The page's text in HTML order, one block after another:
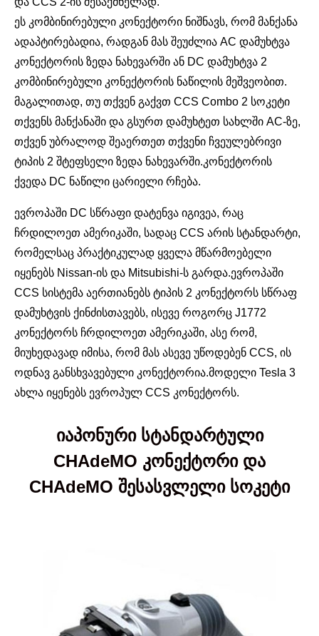
ეს კომბინირებული კონექტორი ნიშნავს, რომ მანქანა
ადაპტირებადია, რადგან მას შეუძლია AC დამუხტვა
კონექტორის ზედა ნახევარში ან DC დამუხტვა 2
კომბინირებული კონექტორის ნაწილის მეშვეობით.
მაგალითად, თუ თქვენ გაქვთ CCS Combo 2 სოკეტი
თქვენს მანქანაში და გსურთ დამუხტეთ სახლში AC-ზე,
თქვენ უბრალოდ შეაერთეთ თქვენი ჩვეულებრივი
ტიპის 2 შტეფსელი ზედა ნახევარში.კონექტორის
ქვედა DC ნაწილი ცარიელი რჩება.
ევროპაში DC სწრაფი დატენვა იგივეა, რაც
ჩრდილოეთ ამერიკაში, სადაც CCS არის სტანდარტი,
რომელსაც პრაქტიკულად ყველა მწარმოებელი
იყენებს Nissan-ის და Mitsubishi-ს გარდა.ევროპაში
CCS სისტემა აერთიანებს ტიპის 2 კონექტორს სწრაფ
დამუხტვის ქინძისთავებს, ისევე როგორც J1772
კონექტორს ჩრდილოეთ ამერიკაში, ასე რომ,
მიუხედავად იმისა, რომ მას ასევე უწოდებენ CCS, ის
ოდნავ განსხვავებული კონექტორია.მოდელი Tesla 3
ახლა იყენებს ევროპულ CCS კონექტორს.
იაპონური სტანდარტული
CHAdeMO კონექტორი და
CHAdeMO შესასვლელი სოკეტი